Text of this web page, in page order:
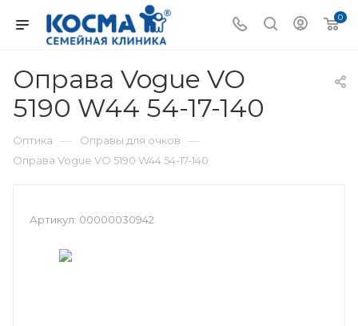
0
Оправа Vogue VO
5190 W44 54-17-140
Оптика — Оправы для очков —
Оправа Vogue VO 5190 W44 54-17-140
Артикул: 00000030942